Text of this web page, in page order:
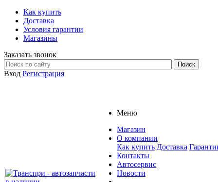
Как купить
Доставка
Условия гарантии
Магазины
Заказать звонок
Вход Регистрация
Меню
Магазин
О компании
Как купить Доставка
Контакты
Автосервис
Новости